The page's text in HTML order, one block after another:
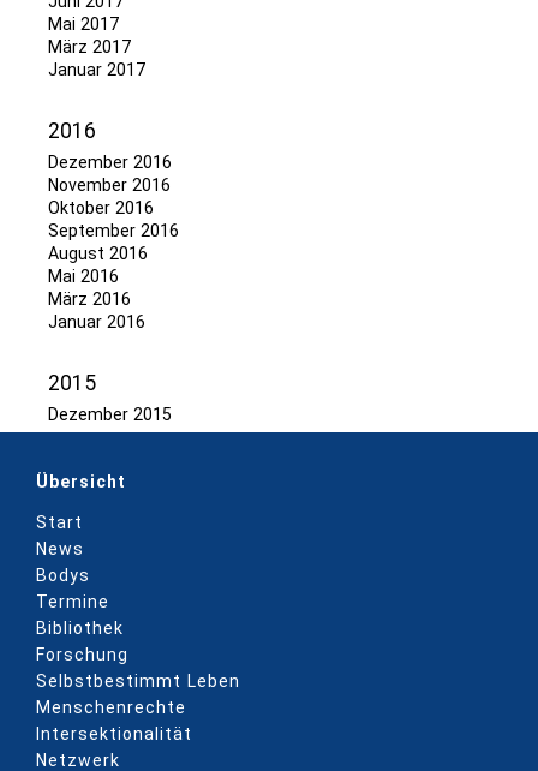
Mai 2017
März 2017
Januar 2017
2016
Dezember 2016
November 2016
Oktober 2016
September 2016
August 2016
Mai 2016
März 2016
Januar 2016
2015
Dezember 2015
Übersicht
Start
News
Bodys
Termine
Bibliothek
Forschung
Selbstbestimmt Leben
Menschenrechte
Intersektionalität
Netzwerk